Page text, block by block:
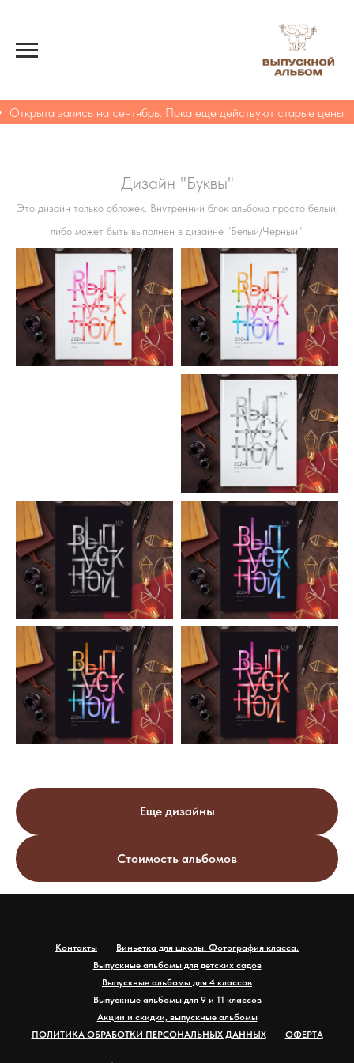
Открыта запись на сентябрь. Пока еще действуют старые цены!
Дизайн "Буквы"
Это дизайн только обложек. Внутренний блок альбома просто белый,
либо может быть выполнен в дизайне "Белый/Черный".
Еще дизайны
Стоимость альбомов
Контакты
Виньетка для школы. Фотография класса.
Выпускные альбомы для детских садов
Выпускные альбомы для 4 классов
Выпускные альбомы для 9 и 11 классов
Акции и скидки, выпускные альбомы
ПОЛИТИКА ОБРАБОТКИ ПЕРСОНАЛЬНЫХ ДАННЫХ
ОФЕРТА